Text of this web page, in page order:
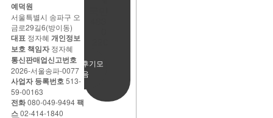
사용후기모
음
예덕원
서울특별시 송파구 오
금로29길6(방이동)
대표 정자혜 개인정보
보호 책임자정자혜
통신판매업신고번호
2026-서울송파-0077
사업자 등록번호513-
59-00163
전화080-049-9494팩
스02-414-1840